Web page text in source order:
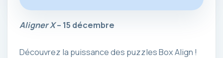
Aligner X– 15 décembre
Découvrez la puissance des puzzles Box Align !